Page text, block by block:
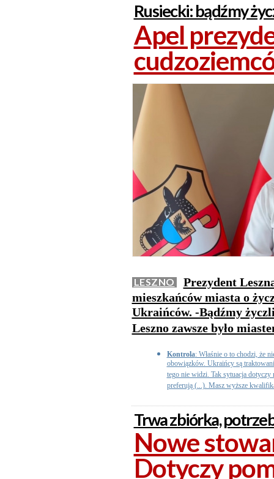
Rusiecki: bądźmy
Apel
LESZNO
Prezydent
mieszkańców miasta o
Ukraińców. -Bądźmy
Leszno zawsze było
Kontrola: Właśnie o to chodzi, że
obowiązków. Ukraińcy są
tego nie widzi. Tak sytuacja
preferują (...). Masz wyższe
Trwa zbiórka,
Nowe
Dotyczy